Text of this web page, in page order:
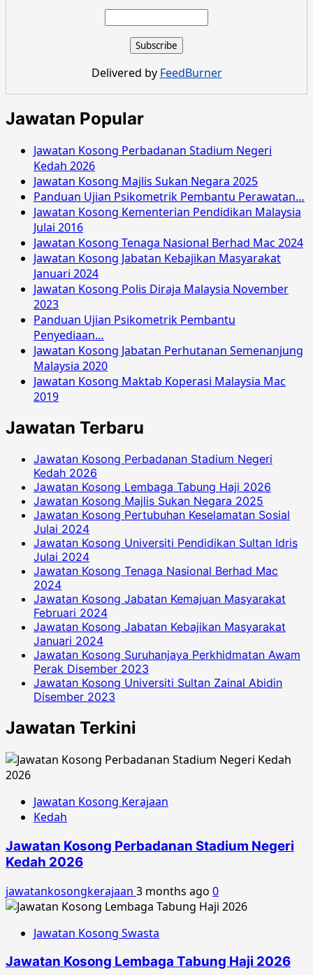
Delivered by FeedBurner
Jawatan Popular
Jawatan Kosong Perbadanan Stadium Negeri
Kedah 2026
Jawatan Kosong Majlis Sukan Negara 2025
Panduan Ujian Psikometrik Pembantu Perawatan…
Jawatan Kosong Kementerian Pendidikan Malaysia
Julai 2016
Jawatan Kosong Tenaga Nasional Berhad Mac 2024
Jawatan Kosong Jabatan Kebajikan Masyarakat
Januari 2024
Jawatan Kosong Polis Diraja Malaysia November
2023
Panduan Ujian Psikometrik Pembantu
Penyediaan…
Jawatan Kosong Jabatan Perhutanan Semenanjung
Malaysia 2020
Jawatan Kosong Maktab Koperasi Malaysia Mac
2019
Jawatan Terbaru
Jawatan Kosong Perbadanan Stadium Negeri
Kedah 2026
Jawatan Kosong Lembaga Tabung Haji 2026
Jawatan Kosong Majlis Sukan Negara 2025
Jawatan Kosong Pertubuhan Keselamatan Sosial
Julai 2024
Jawatan Kosong Universiti Pendidikan Sultan Idris
Julai 2024
Jawatan Kosong Tenaga Nasional Berhad Mac
2024
Jawatan Kosong Jabatan Kemajuan Masyarakat
Februari 2024
Jawatan Kosong Jabatan Kebajikan Masyarakat
Januari 2024
Jawatan Kosong Suruhanjaya Perkhidmatan Awam
Perak Disember 2023
Jawatan Kosong Universiti Sultan Zainal Abidin
Disember 2023
Jawatan Terkini
Jawatan Kosong Kerajaan
Kedah
Jawatan Kosong Perbadanan Stadium Negeri
Kedah 2026
jawatankosongkerajaan 3 months ago 0
Jawatan Kosong Swasta
Jawatan Kosong Lembaga Tabung Haji 2026